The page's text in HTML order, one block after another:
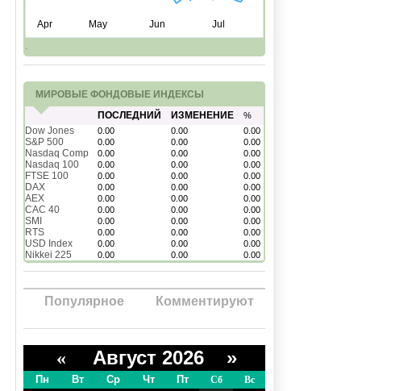
.
МИРОВЫЕ ФОНДОВЫЕ ИНДЕКСЫ
ПОСЛЕДНИЙ
ИЗМЕНЕНИЕ %
Dow Jones 0.00 0.00 0.00
S&P 500 0.00 0.00 0.00
Nasdaq Comp 0.00 0.00 0.00
Nasdaq 100 0.00 0.00 0.00
FTSE 100 0.00 0.00 0.00
DAX 0.00 0.00 0.00
AEX 0.00 0.00 0.00
CAC 40 0.00 0.00 0.00
SMI 0.00 0.00 0.00
RTS 0.00 0.00 0.00
USD Index 0.00 0.00 0.00
Nikkei 225 0.00 0.00 0.00
Популярное Комментируют
« Август 2026 »
Пн Вт Ср Чт Пт Сб Вс